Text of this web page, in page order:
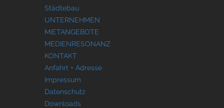
Städtebau
UNTERNEHMEN
MIETANGEBOTE
MEDIENRESONANZ
KONTAKT
Anfahrt + Adresse
Impressum
Datenschutz
Downloads